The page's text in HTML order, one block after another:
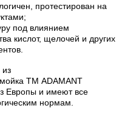
протестирован на
под влиянием
кислот, щелочей и других
ТМ ADAMANT
Европы и имеют все
нормам.